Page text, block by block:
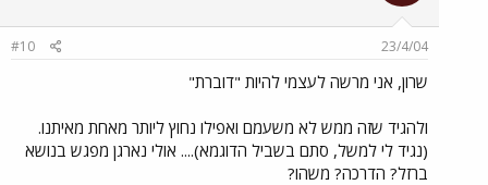
23/4/04
#10
שרון, אני מרשה לעצמי להיות "דוברת"
ולהגיד שזה ממש לא משעמם ואפילו נחוץ ליותר מאחת מאיתנו.
(נגיד לי למשל, סתם בשביל הדוגמא).... אולי נארגן מפגש בנושא
ברזל? הדרכה? משהו?